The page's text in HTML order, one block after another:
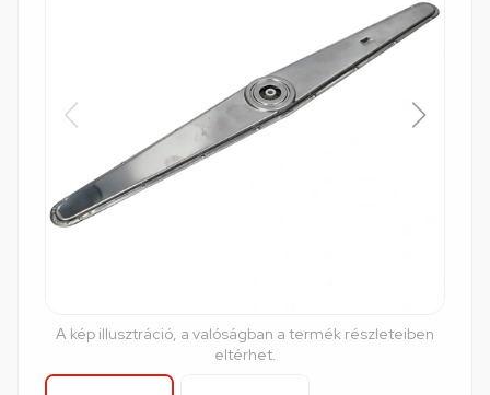
A kép illusztráció, a valóságban a termék részleteiben
eltérhet.